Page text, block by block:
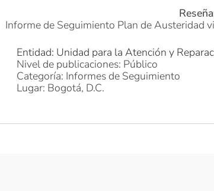
Informe de Seguimiento Plan de Austeridad
Entidad: Unidad para la Atención y
Nivel de publicaciones: Público
Categoría: Informes de Seguimiento
Lugar: Bogotá, D.C.